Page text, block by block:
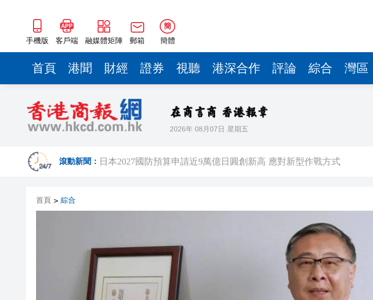
手機版 客戶端 融媒體矩陣 郵箱
簡
簡體
首頁 港聞 財經 證券 視聽 港深合作 評論 綜合 灣區
2026年 08月07日 星期五
滾動新聞： 日本2027國防預算申請近9萬億日圓創新高 應對新型作戰方式
有片丨宇樹科技IPO路演現場 CEO王興興發聲：讓人工智能為社會服務
美7月非農職位突轉跌2.3萬 美聯儲減息預期升溫
超多優惠產品集中上線！2026年深圳體育消費嘉年華啟動
首頁 > 綜合